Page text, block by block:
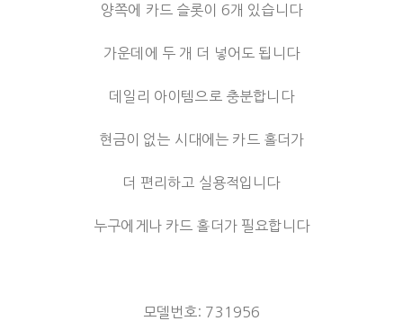
양쪽에 카드 슬롯이 6개 있습니다
가운데에 두 개 더 넣어도 됩니다
데일리 아이템으로 충분합니다
현금이 없는 시대에는 카드 홀더가
더 편리하고 실용적입니다
누구에게나 카드 홀더가 필요합니다
모델번호: 731956